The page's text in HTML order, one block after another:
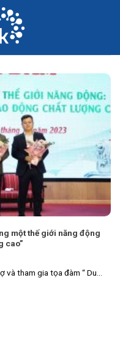
một thế giới năng động
cao”
tham gia tọa đàm “ Du...